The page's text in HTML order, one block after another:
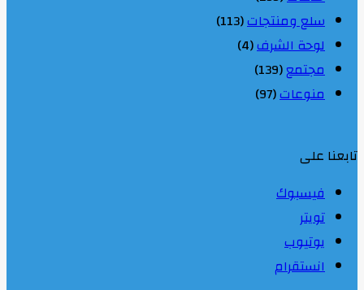
سلع ومنتجات(113)
لوحة الشرف(4)
مجتمع(139)
منوعات(97)
تابعنا على
فيسبوك
تويتر
يوتيوب
انستقرام